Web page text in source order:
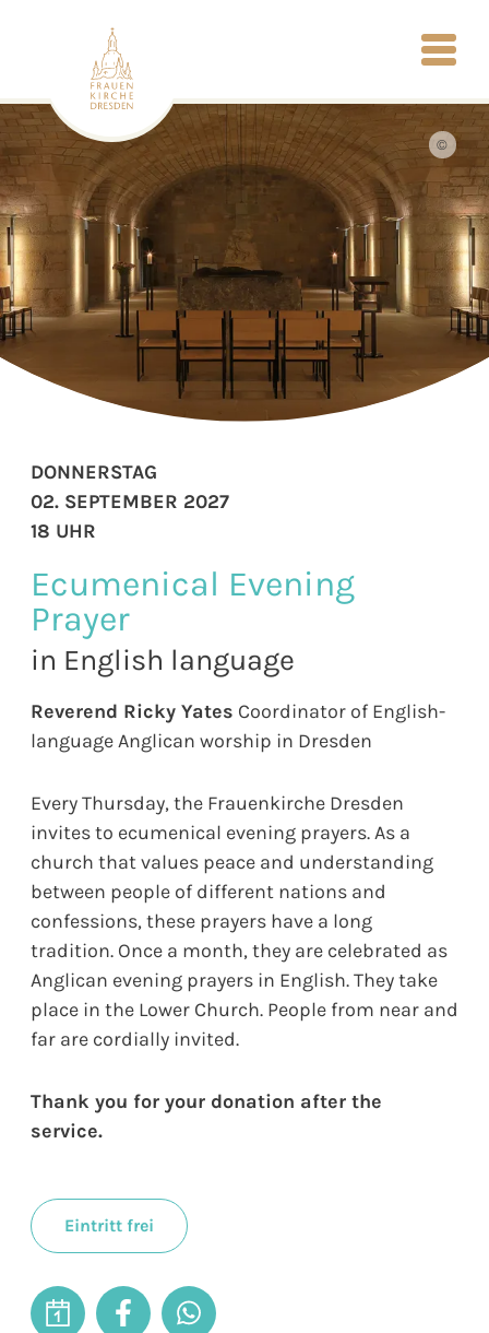
©
Ecumenical Evening
Prayer
in English language
Reverend Ricky Yates Coordinator of English-
language Anglican worship in Dresden
Every Thursday, the Frauenkirche Dresden
invites to ecumenical evening prayers. As a
church that values peace and understanding
between people of different nations and
confessions, these prayers have a long
tradition. Once a month, they are celebrated as
Anglican evening prayers in English. They take
place in the Lower Church. People from near and
far are cordially invited.
Thank you for your donation after the
service.
Eintritt frei
DONNERSTAG
02. SEPTEMBER 2027
18 UHR